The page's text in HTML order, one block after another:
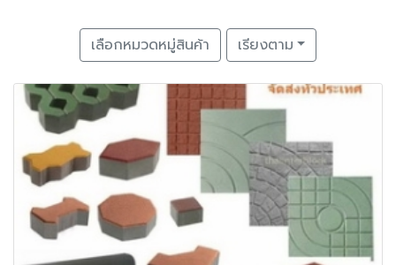
เลือกหมวดหมู่สินค้า เรียงตาม